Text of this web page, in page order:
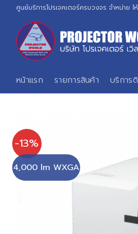
content
ศูนย์บริการโปรเจคเตอร์ครบวงจร จำหน่าย
หน้าแรก รายการสินค้า บริการ
-13%
4,000 lm WXGA